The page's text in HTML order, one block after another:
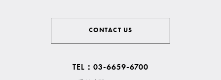
CONTACT US
TEL：03-6659-6700